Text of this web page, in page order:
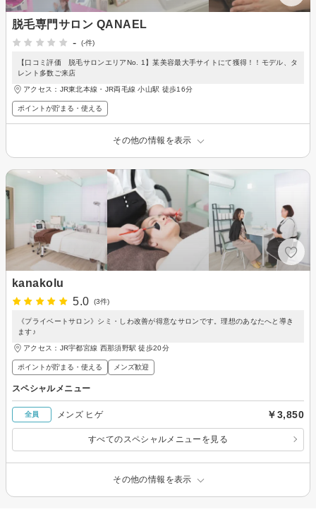
脱毛専門サロン QANAEL
-
(-件)
【口コミ評価 脱毛サロンエリアNo. 1】某美容最大手サイトにて獲得！！モデル、タ
レント多数ご来店
アクセス：JR東北本線・JR両毛線 小山駅 徒歩16分
ポイントが貯まる・使える
その他の情報を表示
kanakolu
5.0
(3件)
《プライベートサロン》シミ・しわ改善が得意なサロンです。理想のあなたへと導き
ます♪
アクセス：JR宇都宮線 西那須野駅 徒歩20分
ポイントが貯まる・使える メンズ歓迎
スペシャルメニュー
全員 メンズ ヒゲ ￥3,850
すべてのスペシャルメニューを見る
その他の情報を表示